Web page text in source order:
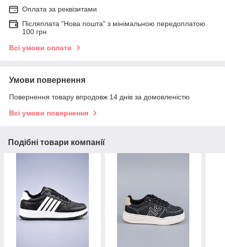
Оплата за реквізитами
Післяплата "Нова пошта" з мінімальною передоплатою
100 грн
Всі умови оплати
Умови повернення
Повернення товару впродовж 14 днів за домовленістю
Всі умови повернення
Подібні товари компанії